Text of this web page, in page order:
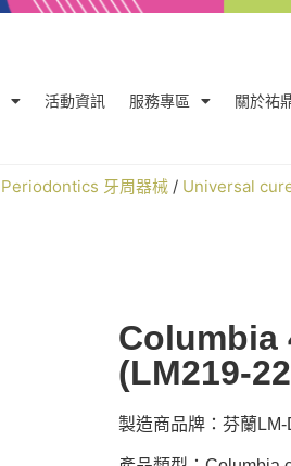
活動資訊 服務專區 關於祐
Periodontics 牙周器械 / Universal
Columbia
(LM219-
製造商品牌：芬蘭